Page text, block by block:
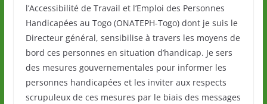
l’Accessibilité de Travail et l’Emploi des Personnes
Handicapées au Togo (ONATEPH-Togo) dont je suis le
Directeur général, sensibilise à travers les moyens de
bord ces personnes en situation d’handicap. Je sers
des mesures gouvernementales pour informer les
personnes handicapées et les inviter aux respects
scrupuleux de ces mesures par le biais des messages